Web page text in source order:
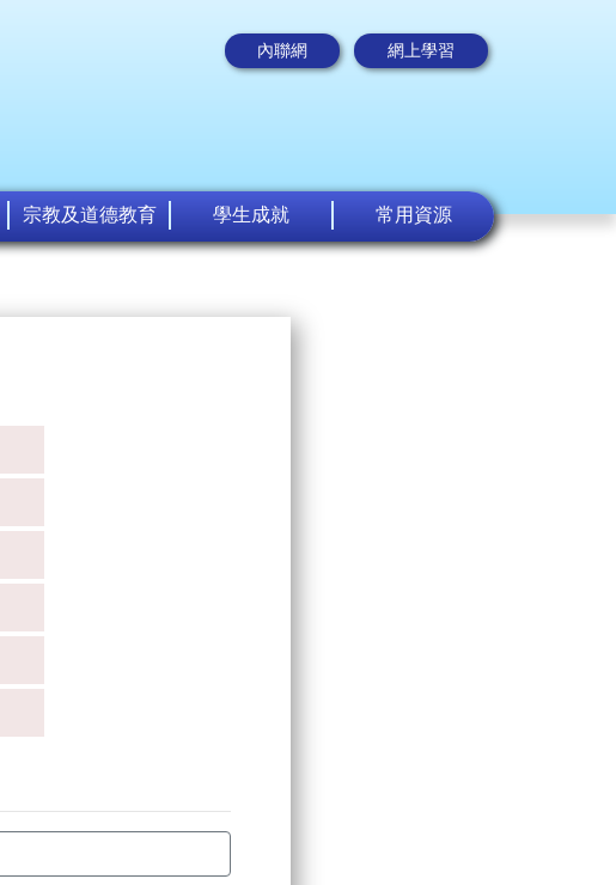
內聯網 網上學習
宗教及道德教育 學生成就 常用資源